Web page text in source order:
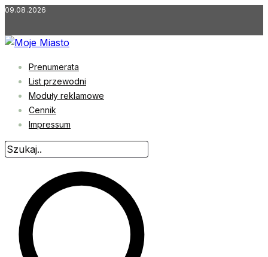
Przejdź
treści
09.08.2026
Prenumerata
List przewodni
Moduły reklamowe
Cennik
Impressum